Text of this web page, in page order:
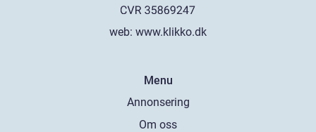
web: www.klikko.dk
Menu
Annonsering
Om oss